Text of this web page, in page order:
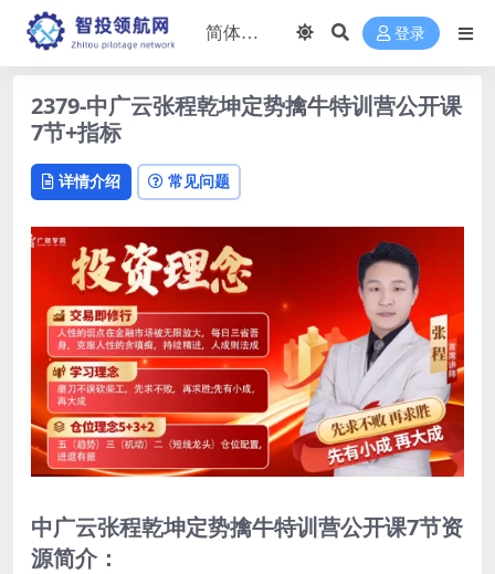
登录
2379-中广云张程乾坤定势擒牛特训营公开课
7节+指标
详情介绍 常见问题
中广云张程乾坤定势擒牛特训营公开课7节资
源简介：